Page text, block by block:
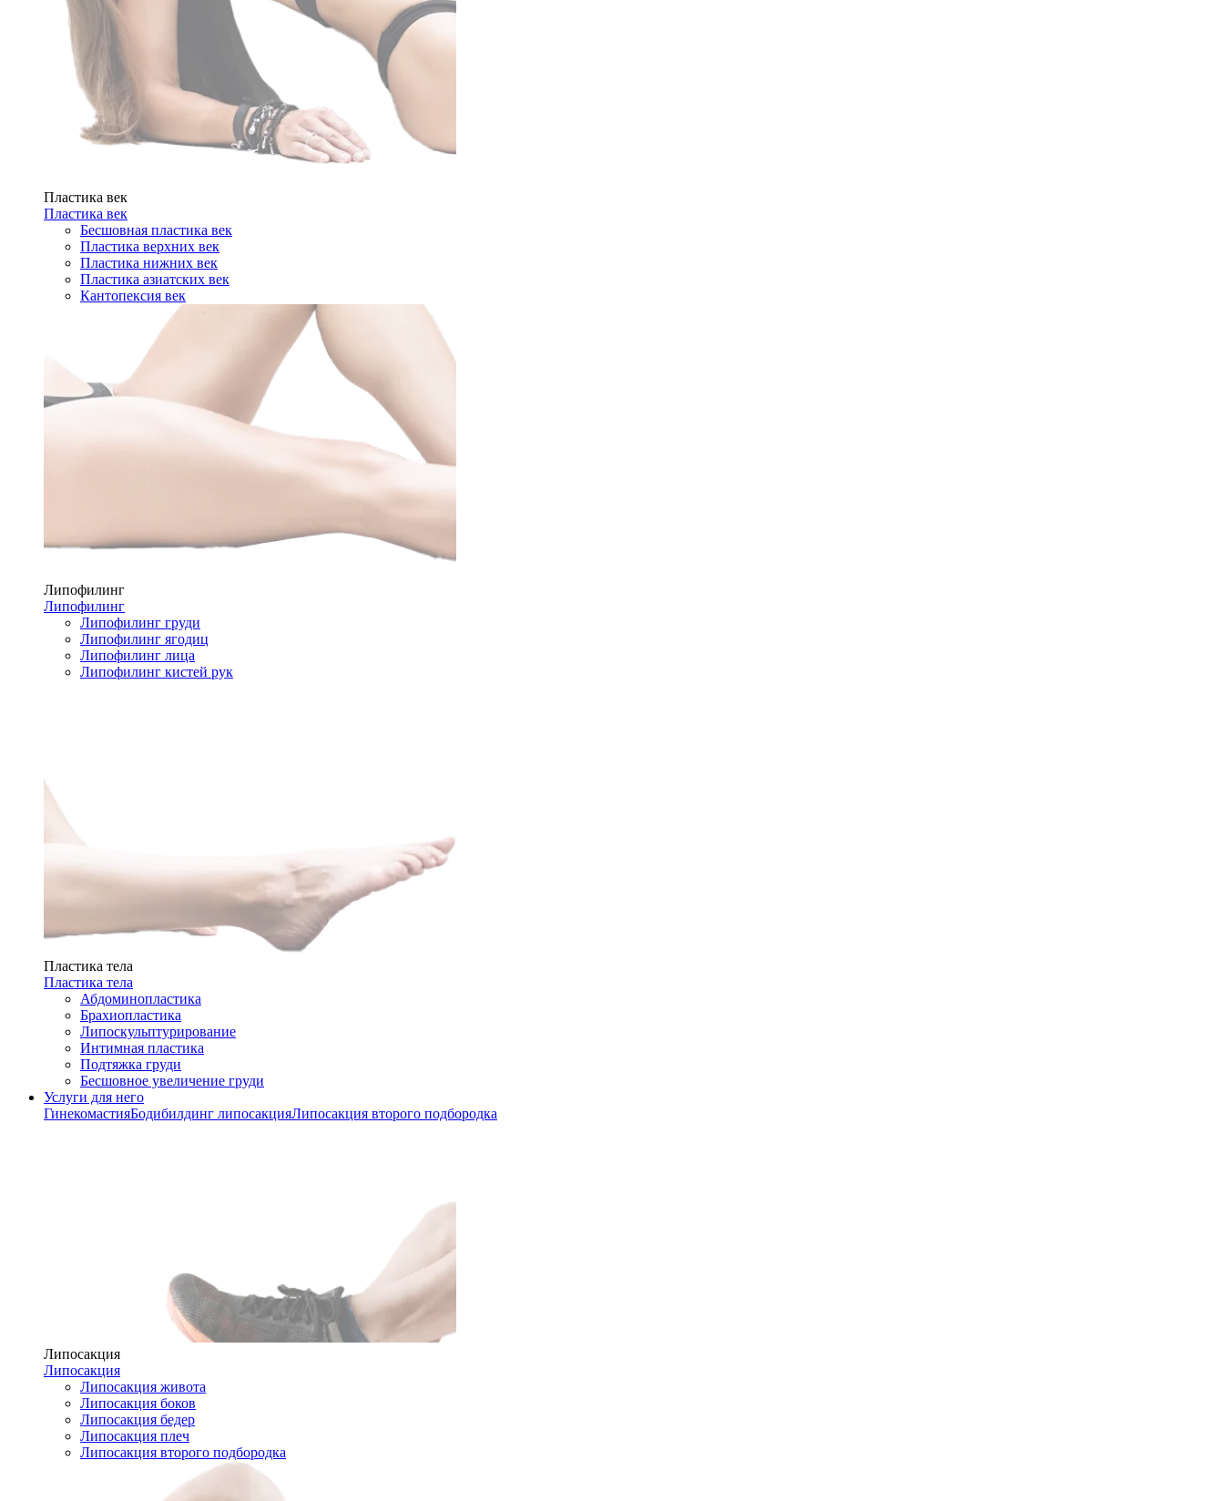
Пластика век
Пластика век
Бесшовная пластика век
Пластика верхних век
Пластика нижних век
Пластика азиатских век
Кантопексия век
Липофилинг
Липофилинг
Липофилинг груди
Липофилинг ягодиц
Липофилинг лица
Липофилинг кистей рук
Пластика тела
Пластика тела
Абдоминопластика
Брахиопластика
Липоскульптурирование
Интимная пластика
Подтяжка груди
Бесшовное увеличение груди
Услуги для него
ГинекомастияБодибилдинг липосакцияЛипосакция второго подбородка
Липосакция
Липосакция
Липосакция живота
Липосакция боков
Липосакция бедер
Липосакция плеч
Липосакция второго подбородка